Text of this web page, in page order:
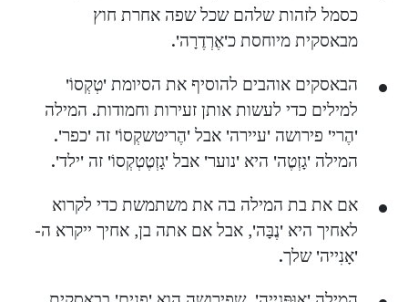
כסמל לזהות שלהם שכל שפה אחרת חוץ
מבאסקית מיוחסת כ'אֶרְדֶרָה'.
הבאסקים אוהבים להוסיף את הסיומת 'טְקְסוֹ'
למילים כדי לעשות אותן זעירות וחמודות. המילה
'הֶרי' פירושה 'עיירה' אבל 'הֶריטשקְסוֹ' זה 'כפר'.
המילה 'גָזְטֶה' היא 'נוער' אבל 'גָזְטֶטְקְסוֹ' זה 'ילד'.
אם את בת המילה בה את משתמשת כדי לקרוא
לאחיך היא 'נֶבָּה', אבל אם אתה בן, אחיך ייקרא ה-
'אָנִייה' שלך.